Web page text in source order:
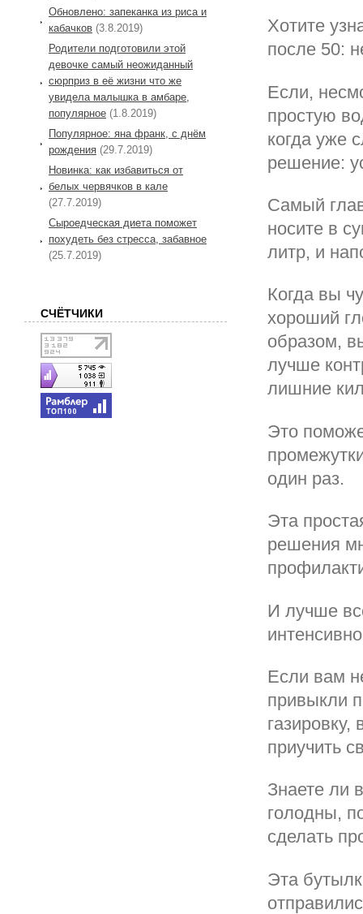
Хотите
после 50:
Если,
простую
когда уже
решение:
Самый
носите в
литр, и
Когда вы
хороший
образом,
лучше
лишние
Это
один раз.
Эта
решения
И лучше
Если вам
привыкли
приучить
Знаете ли
голодны,
сделать
Эта
Обновлено: запеканка из риса и
кабачков (3.8.2019)
Родители подготовили этой
девочке самый неожиданный
сюрприз в её жизни что же
увидела малышка в амбаре,
популярное (1.8.2019)
Популярное: яна франк, с днём
рождения (29.7.2019)
Новинка: как избавиться от
белых червячков в кале
(27.7.2019)
Сыроедческая диета поможет
похудеть без стресса, забавное
(25.7.2019)
СЧЁТЧИКИ